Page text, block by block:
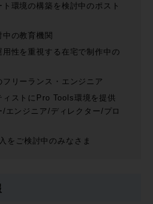
環境の構築を検討中のポスト
の教育機関
性を重視する在宅で制作中の
リーランス・エンジニア
ィストにPro Tools環境を提供
/エンジニア/ディレクター/プロ
をご検討中のみなさま